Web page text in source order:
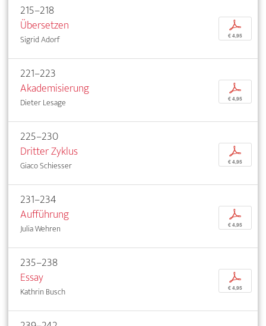
215–218
Übersetzen
Sigrid Adorf
p
€ 4,95
221–223
Akademisierung
Dieter Lesage
p
€ 4,95
225–230
Dritter Zyklus
Giaco Schiesser
p
€ 4,95
231–234
Aufführung
Julia Wehren
p
€ 4,95
235–238
Essay
Kathrin Busch
p
€ 4,95